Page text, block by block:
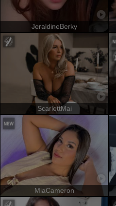
JeraldineBerky
ScarlettMai
MiaCameron